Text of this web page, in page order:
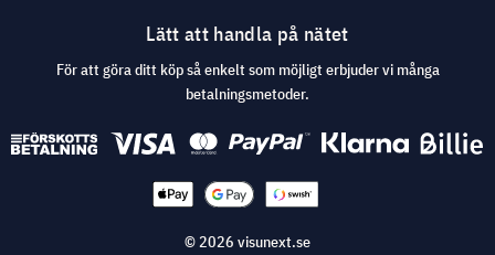
Lätt att handla på nätet
För att göra ditt köp så enkelt som möjligt erbjuder vi många
betalningsmetoder.
© 2026 visunext.se